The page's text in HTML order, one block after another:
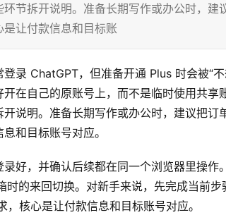
节拆开说明。准备长期写作或办公时，
让付款信息和目标账
录 ChatGPT，但准备开通 Plus 时会被“
在自己的原账号上，而不是临时使用共
说明。准备长期写作或办公时，建议把
和目标账号对应。
好，并确认后续都在同一个浏览器里操
时的来回切换。对新手来说，先完成当前
核心是让付款信息和目标账号对应。